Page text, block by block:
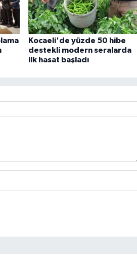
Kocaeli'de yüzde 50 hibe
destekli modern seralarda
ilk hasat başladı